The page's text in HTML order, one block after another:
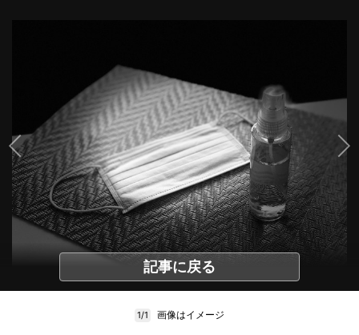
記事に戻る
1/1 画像はイメージ